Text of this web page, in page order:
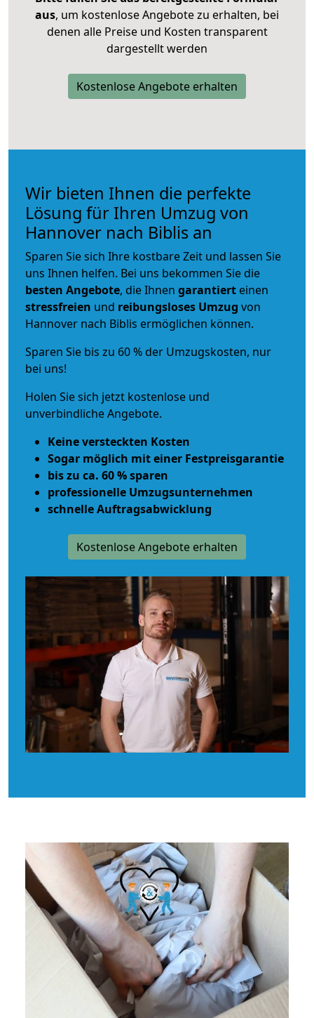
aus, um kostenlose Angebote zu erhalten, bei
denen alle Preise und Kosten transparent
dargestellt werden
Kostenlose Angebote erhalten
Wir bieten Ihnen die perfekte
Lösung für Ihren Umzug von
Hannover nach Biblis an
Sparen Sie sich Ihre kostbare Zeit und lassen Sie
uns Ihnen helfen. Bei uns bekommen Sie die
besten Angebote, die Ihnen garantiert einen
stressfreien und reibungsloses Umzug von
Hannover nach Biblis ermöglichen können.
Sparen Sie bis zu 60 % der Umzugskosten, nur
bei uns!
Holen Sie sich jetzt kostenlose und
unverbindliche Angebote.
Keine versteckten Kosten
Sogar möglich mit einer Festpreisgarantie
bis zu ca. 60 % sparen
professionelle Umzugsunternehmen
schnelle Auftragsabwicklung
Kostenlose Angebote erhalten